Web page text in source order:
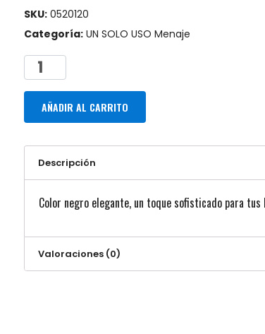
SKU: 0520120
Categoría: UN SOLO USO Menaje
AÑADIR AL CARRITO
Descripción
Color negro elegante, un toque sofisticado para tus
Valoraciones (0)